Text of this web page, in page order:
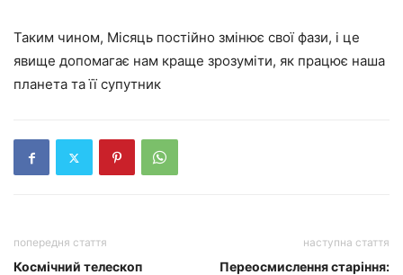
Таким чином, Місяць постійно змінює свої фази, і це
явище допомагає нам краще зрозуміти, як працює наша
планета та її супутник
попередня стаття
Космічний телескоп
наступна стаття
Переосмислення старіння: